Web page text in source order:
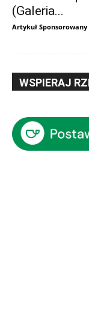
(Galeria...
Artykuł Sponsorowany
WSPIERAJ